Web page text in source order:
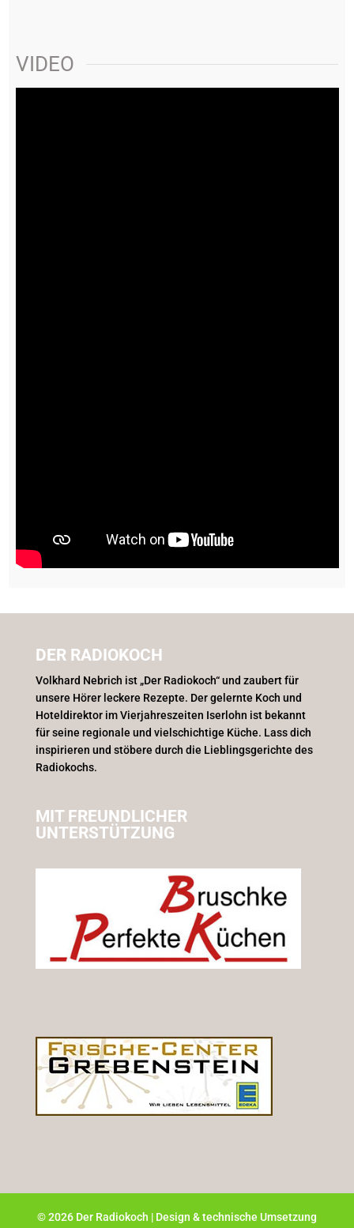
VIDEO
DER RADIOKOCH
Volkhard Nebrich ist „Der Radiokoch“ und zaubert für
unsere Hörer leckere Rezepte. Der gelernte Koch und
Hoteldirektor im Vierjahreszeiten Iserlohn ist bekannt
für seine regionale und vielschichtige Küche. Lass dich
inspirieren und stöbere durch die Lieblingsgerichte des
Radiokochs.
MIT FREUNDLICHER
UNTERSTÜTZUNG
©2026Der Radiokoch | Design & technische Umsetzung